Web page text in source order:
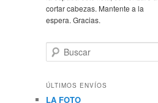
cortar cabezas. Mantente a la
espera. Gracias.
u
c
ÚLTIMOS ENVÍOS
LA FOTO